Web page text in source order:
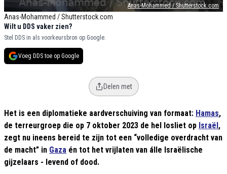
Anas-Mohammed / Shutterstock.com
Anas-Mohammed / Shutterstock.com
Wilt u DDS vaker zien?
Stel DDS in als voorkeursbron op Google.
Voeg DDS toe op Google
Delen met
Het is een diplomatieke aardverschuiving van formaat: Hamas,
de terreurgroep die op 7 oktober 2023 de hel losliet op Israël,
zegt nu ineens bereid te zijn tot een “volledige overdracht van
de macht” in Gaza én tot het vrijlaten van álle Israëlische
gijzelaars - levend of dood.